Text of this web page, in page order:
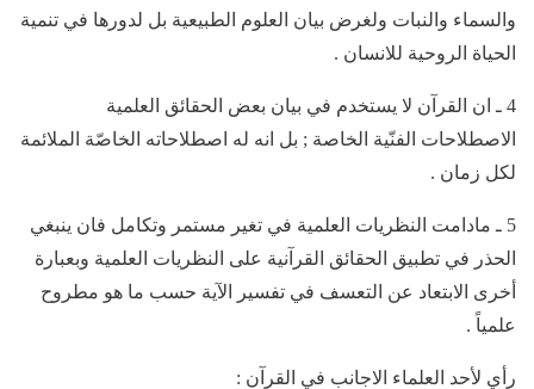
والسماء والنبات ولغرض بيان العلوم الطبيعية بل لدورها في تنمية
الحياة الروحية للانسان .
4 ـ ان القرآن لا يستخدم في بيان بعض الحقائق العلمية
الاصطلاحات الفنّية الخاصة ; بل انه له اصطلاحاته الخاصّة الملائمة
لكل زمان .
5 ـ مادامت النظريات العلمية في تغير مستمر وتكامل فان ينبغي
الحذر في تطبيق الحقائق القرآنية على النظريات العلمية وبعبارة
أخرى الابتعاد عن التعسف في تفسير الآية حسب ما هو مطروح
علمياً .
رأي لأحد العلماء الاجانب في القرآن :